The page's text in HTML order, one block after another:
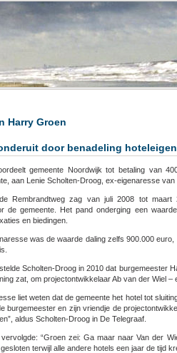
Harry Groen
door benadeling
gemeente Noordwijk tot betaling van
aan Lenie Scholten-Droog, ex-eigenaresse van
Rembrandtweg zag van juli 2008 tot maart
de gemeente. Het pand onderging een
en biedingen.
was de waarde daling zelfs 900.000
Scholten-Droog in 2010 dat burgemeester
zat, om projectontwikkelaar Ab van der Wiel –
liet weten dat de gemeente het hotel tot
burgemeester en zijn vriendje de
aldus Scholten-Droog in De Telegraaf.
“Groen zei: Ga maar naar Van der
terwijl alle andere hotels een jaar de tijd